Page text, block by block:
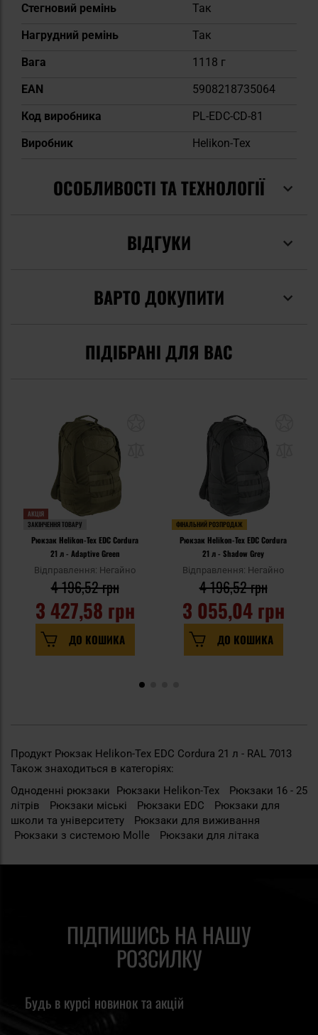
Стегновий ремінь
Так
Нагрудний ремінь
Так
Вага
1118 г
EAN
5908218735064
Код виробника
PL-EDC-CD-81
Виробник
Helikon-Tex
ОСОБЛИВОСТІ ТА ТЕХНОЛОГІЇ
ВІДГУКИ
ВАРТО ДОКУПИТИ
ПІДІБРАНІ ДЛЯ ВАС
АКЦІЯ
ЗАКІНЧЕННЯ ТОВАРУ
Рюкзак Helikon-Tex EDC Cordura
21 л - Adaptive Green
Відправлення: Негайно
3 427,58 грн
4 196,52 грн
ДО КОШИКА
ФІНАЛЬНИЙ РОЗПРОДАЖ
Рюкзак Helikon-Tex EDC Cordura
21 л - Shadow Grey
Відправлення: Негайно
3 055,04 грн
4 196,52 грн
ДО КОШИКА
Продукт Рюкзак Helikon-Tex EDC Cordura 21 л - RAL 7013
Також знаходиться в категоріях:
Одноденні рюкзаки
Рюкзаки Helikon-Tex
Рюкзаки 16 - 25
літрів
Рюкзаки міські Рюкзаки EDC
Рюкзаки для
школи та університету
Рюкзаки для виживання
Рюкзаки з системою Molle
Рюкзаки для літака
ПІДПИШИСЬ НА НАШУ
РОЗСИЛКУ
Будь в курсі новинок та акцій